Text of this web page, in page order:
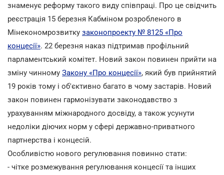
знаменує реформу такого виду співпраці. Про це свідчить
реєстрація 15 березня Кабміном розробленого в
Мінекономрозвитку законопроекту № 8125 «Про
концесії». 22 березня наказ підтримав профільний
парламентський комітет. Новий закон повинен прийти на
зміну чинному Закону «Про концесії», який був прийнятий
19 років тому і об'єктивно багато в чому застарів. Новий
закон повинен гармонізувати законодавство з
урахуванням міжнародного досвіду, а також усунути
недоліки діючих норм у сфері державно-приватного
партнерства і концесій.
Особливістю нового регулювання повинно стати:
- чітке розмежування регулювання концесії та інших